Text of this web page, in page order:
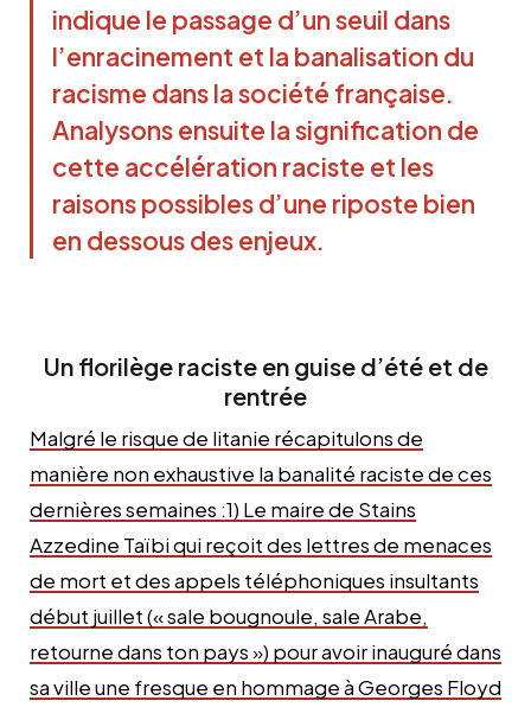
indique le passage d’un seuil dans
l’enracinement et la banalisation du
racisme dans la société française.
Analysons ensuite la signification de
cette accélération raciste et les
raisons possibles d’une riposte bien
en dessous des enjeux.
Un florilège raciste en guise d’été et de
rentrée
Malgré le risque de litanie récapitulons de
manière non exhaustive la banalité raciste de ces
dernières semaines :1) Le maire de Stains
Azzedine Taïbi qui reçoit des lettres de menaces
de mort et des appels téléphoniques insultants
début juillet (« sale bougnoule, sale Arabe,
retourne dans ton pays ») pour avoir inauguré dans
sa ville une fresque en hommage à Georges Floyd